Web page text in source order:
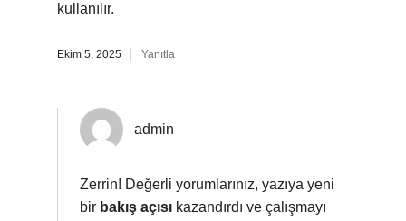
kullanılır.
Ekim 5, 2025 Yanıtla
admin
Zerrin! Değerli yorumlarınız, yazıya yeni
bir bakış açısı kazandırdı ve çalışmayı